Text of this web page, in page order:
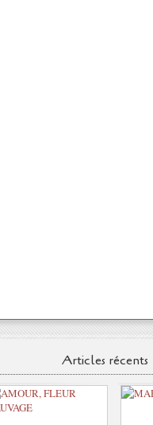
Articles récents